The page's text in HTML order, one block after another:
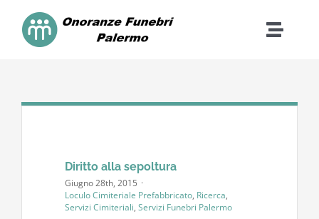
content
Toggle
Cosa Facciamo
Costi
Diritto alla sepoltura
Giugno 28th, 2015 ·
Loculo Cimiteriale Prefabbricato, Ricerca,
Servizi Cimiteriali, Servizi Funebri Palermo